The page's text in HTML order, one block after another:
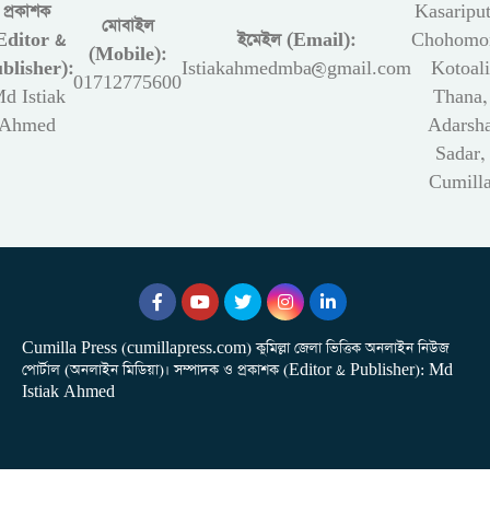
প্রকাশক
&
Istiak
মোবাইল
(Mobile):
01712775600
ইমেইল (Email):
Istiakahmedmba@gmail.com
Kotoali
Thana,
Sadar,
Cumilla Press (cumillapress.com) কুমিল্লা জেলা ভিত্তিক অনলাইন নিউজ
পোর্টাল (অনলাইন মিডিয়া)। সম্পাদক ও প্রকাশক (Editor & Publisher): Md
Istiak Ahmed